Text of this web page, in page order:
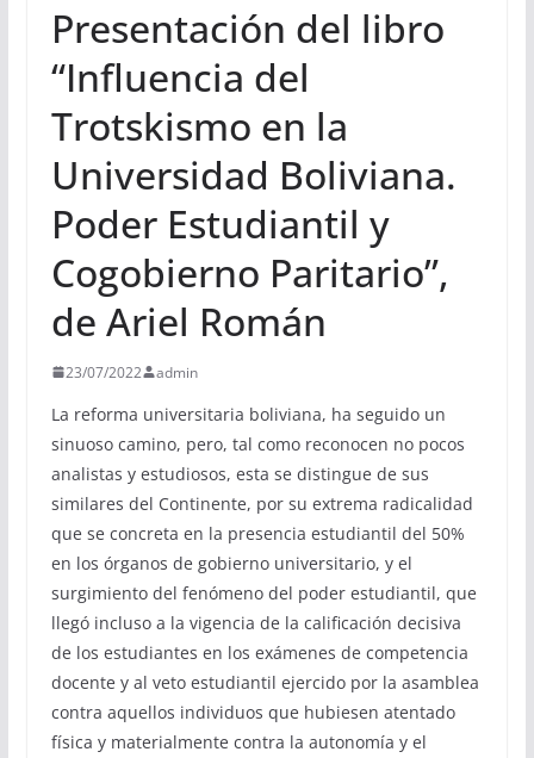
Presentación del libro
“Influencia del
Trotskismo en la
Universidad Boliviana.
Poder Estudiantil y
Cogobierno Paritario”,
de Ariel Román
23/07/2022 admin
La reforma universitaria boliviana, ha seguido un
sinuoso camino, pero, tal como reconocen no pocos
analistas y estudiosos, esta se distingue de sus
similares del Continente, por su extrema radicalidad
que se concreta en la presencia estudiantil del 50%
en los órganos de gobierno universitario, y el
surgimiento del fenómeno del poder estudiantil, que
llegó incluso a la vigencia de la calificación decisiva
de los estudiantes en los exámenes de competencia
docente y al veto estudiantil ejercido por la asamblea
contra aquellos individuos que hubiesen atentado
física y materialmente contra la autonomía y el